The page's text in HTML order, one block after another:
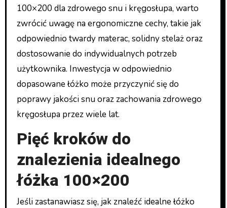
100×200 dla zdrowego snu i kręgosłupa, warto
zwrócić uwagę na ergonomiczne cechy, takie jak
odpowiednio twardy materac, solidny stelaż oraz
dostosowanie do indywidualnych potrzeb
użytkownika. Inwestycja w odpowiednio
dopasowane łóżko może przyczynić się do
poprawy jakości snu oraz zachowania zdrowego
kręgosłupa przez wiele lat.
Pięć kroków do
znalezienia idealnego
łóżka 100×200
Jeśli zastanawiasz się, jak znaleźć idealne łóżko